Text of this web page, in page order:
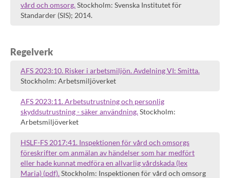
vård och omsorg.Stockholm: Svenska Institutet för
Standarder (SIS); 2014.
Regelverk
AFS 2023:10. Risker i arbetsmiljön. Avdelning VI: Smitta.
Stockholm: Arbetsmiljöverket
AFS 2023:11. Arbetsutrustning och personlig
skyddsutrustning - säker användning.Stockholm:
Arbetsmiljöverket
HSLF-FS 2017:41. Inspektionen för vård och omsorgs
föreskrifter om anmälan av händelser som har medfört
eller hade kunnat medföra en allvarlig vårdskada (lex
Maria) (pdf).Stockholm: Inspektionen för vård och omsorg